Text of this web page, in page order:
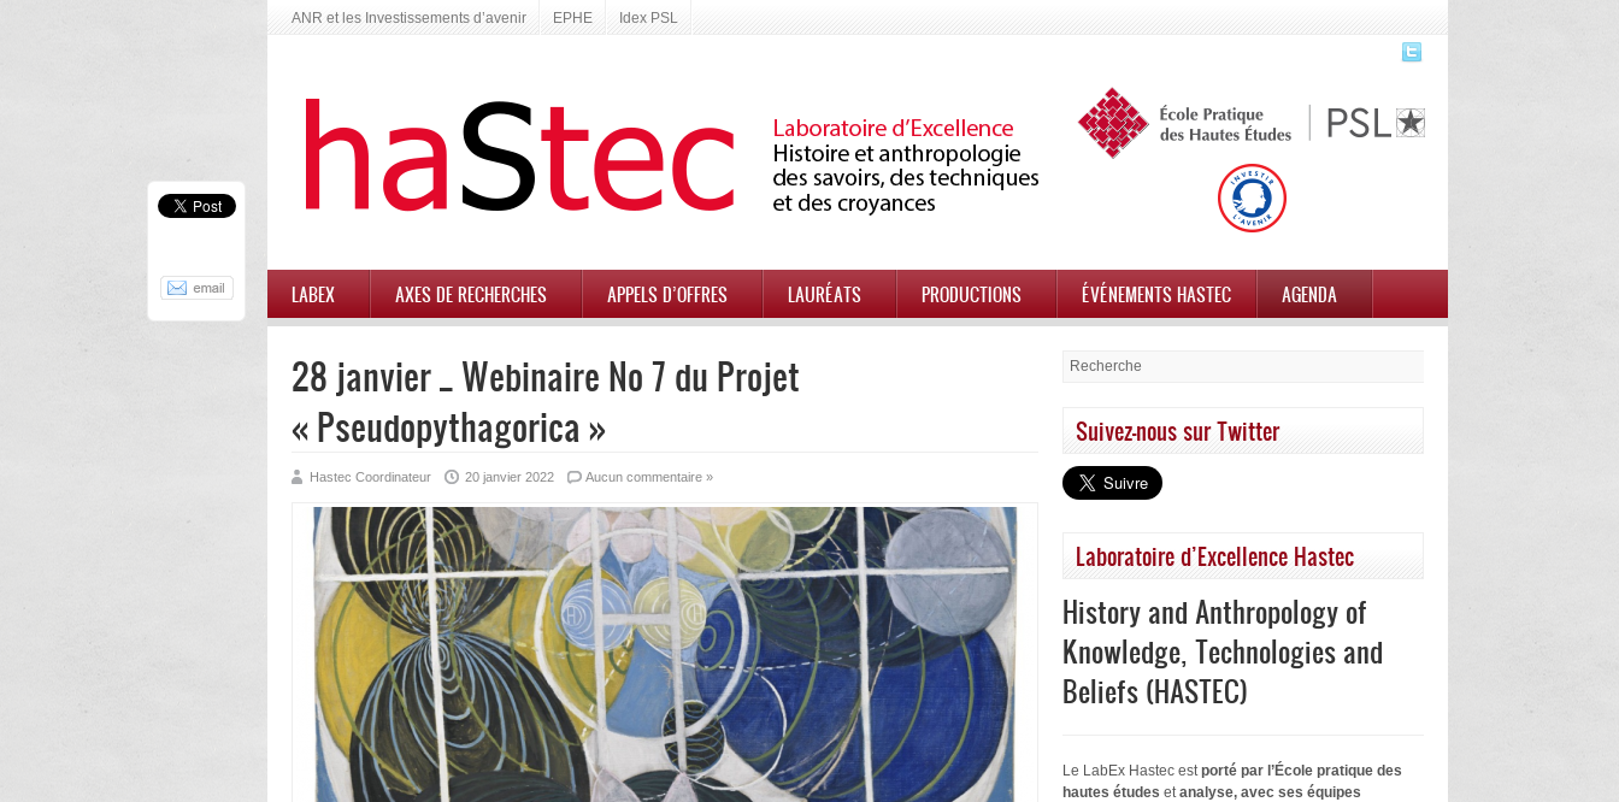
ANR et les Investissements d’avenir EPHE Idex PSL
LABEX AXES DE RECHERCHES APPELS D’OFFRES LAURÉATS PRODUCTIONS ÉVÉNEMENTS HASTEC AGENDA
28 janvier _ Webinaire No 7 du Projet
« Pseudopythagorica »
Hastec Coordinateur 20 janvier 2022 Aucun commentaire »
Suivez-nous sur Twitter
Laboratoire d’Excellence Hastec
History and Anthropology of
Knowledge, Technologies and
Beliefs (HASTEC)
Le LabEx Hastec estporté par l’École pratique des
hautes études etanalyse, avec ses équipes